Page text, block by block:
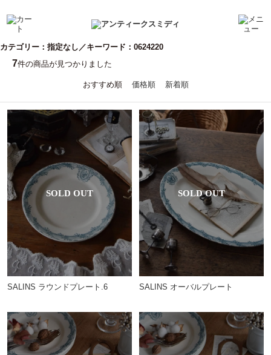
カテゴリー：指定なし／キーワード：0624220
7件の商品が見つかりました
おすすめ順 価格順 新着順
SALINS ラウンドプレート.6 SALINS オーバルプレート